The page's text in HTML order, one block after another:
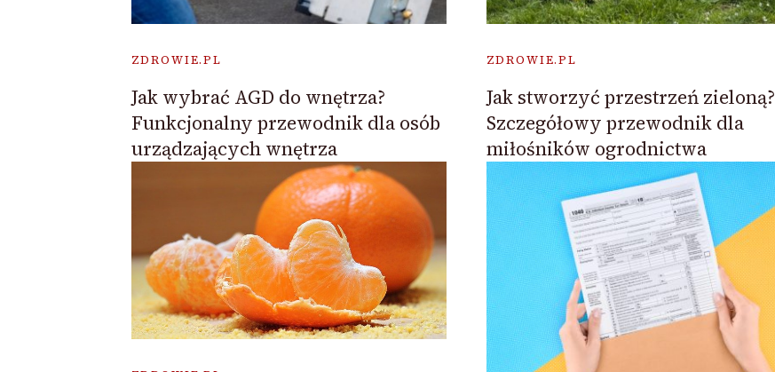
ZDROWIE.PL
Jak wybrać AGD do wnętrza?
Funkcjonalny przewodnik dla osób
urządzających wnętrza
ZDROWIE.PL
Jak stworzyć przestrzeń zieloną?
Szczegółowy przewodnik dla
miłośników ogrodnictwa